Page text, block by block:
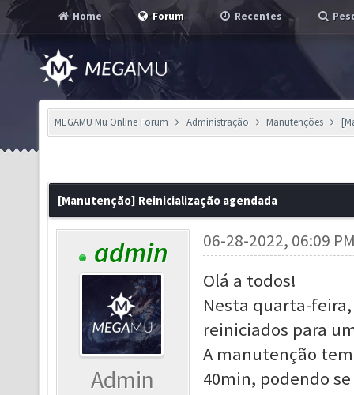
Home Forum Recentes
MEGAMU Mu Online Forum Administração Manutenções
[Manutenção] Reinicialização agendada
admin
Admin
06-28-2022, 06:09
Olá a todos!
Nesta quarta-
reiniciados para
A manutenção
40min, podendo